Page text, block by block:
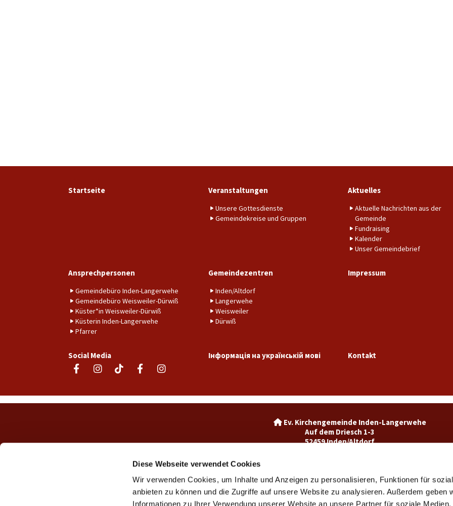
Diese Webseite verwendet Cookies
Wir verwenden Cookies, um Inhalte und Anzeigen zu personalisieren, Funktionen für
anbieten zu können und die Zugriffe auf unsere Website zu analysieren. Außerdem geben
Informationen zu Ihrer Verwendung unserer Website an unsere Partner für soziale Medien,
Startseite Veranstaltungen
Unsere Gottesdienste
Gemeindekreise und Gruppen
Aktuelles
Aktuelle Nachrichten aus der
Gemeinde
Fundraising
Kalender
Unser Gemeindebrief
Ansprechpersonen
Gemeindebüro Inden-Langerwehe
Gemeindebüro Weisweiler-Dürwiß
Küster*in Weisweiler-Dürwiß
Küsterin Inden-Langerwehe
Pfarrer
Gemeindezentren
Inden/Altdorf
Langerwehe
Weisweiler
Dürwiß
Impressum
Social Media Інформація на українській мові Kontakt
Ev. Kirchengemeinde Inden-
Auf dem Driesch 1-3
52459 Inden/Altdorf
Ev. Kirchengemeinde Weisweiler-Dürwiß
Burgweg 7
52249 Eschweiler